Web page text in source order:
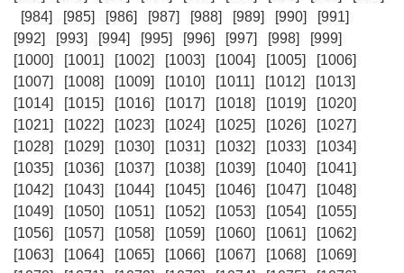
[984]
[985] [986] [987] [988] [989] [990]
[991]
[992]
[993] [994] [995] [996] [997] [998]
[999]
[1000]
[1001] [1002] [1003] [1004] [1005]
[1006]
[1007]
[1008] [1009] [1010] [1011] [1012]
[1013]
[1014]
[1015] [1016] [1017] [1018] [1019]
[1020]
[1021]
[1022] [1023] [1024] [1025] [1026]
[1027]
[1028]
[1029] [1030] [1031] [1032] [1033]
[1034]
[1035]
[1036] [1037] [1038] [1039] [1040]
[1041]
[1042]
[1043] [1044] [1045] [1046] [1047]
[1048]
[1049]
[1050] [1051] [1052] [1053] [1054]
[1055]
[1056]
[1057] [1058] [1059] [1060] [1061]
[1062]
[1063]
[1064] [1065] [1066] [1067] [1068]
[1069]